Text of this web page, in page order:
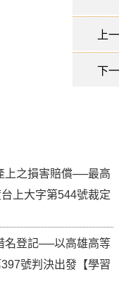
上
下
上之損害賠償──最高
上大字第544號裁定
名登記──以高雄高等
號判決出發【學習